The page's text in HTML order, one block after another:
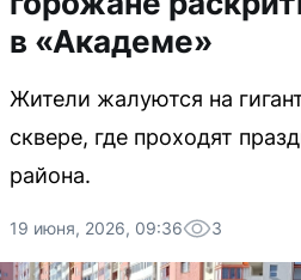
в «Академе»
Жители жалуются на
сквере, где проходят
района.
19 июня, 2026, 09:36 3